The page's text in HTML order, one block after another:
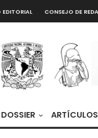
CONSEJO DE
DOSSIER ARTÍCULOS